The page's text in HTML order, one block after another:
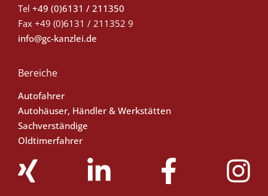
Tel +49 (0)6131 / 211350
Fax +49 (0)6131 / 211352 9
info@gc-kanzlei.de
Bereiche
Autofahrer
Autohäuser, Händler & Werkstätten
Sachverständige
Oldtimerfahrer